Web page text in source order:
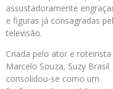
assustadoramente
e figuras já consagradas
televisão.
Criada pelo ator e roteirista
Marcelo Souza, Suzy Brasil
consolidou-se como um